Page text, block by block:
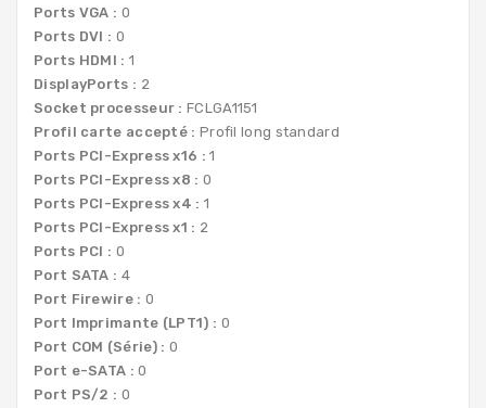
Ports VGA : 0
Ports DVI : 0
Ports HDMI : 1
DisplayPorts : 2
Socket processeur : FCLGA1151
Profil carte accepté : Profil long standard
Ports PCI-Express x16 : 1
Ports PCI-Express x8 : 0
Ports PCI-Express x4 : 1
Ports PCI-Express x1 : 2
Ports PCI : 0
Port SATA : 4
Port Firewire : 0
Port Imprimante (LPT1) : 0
Port COM (Série) : 0
Port e-SATA : 0
Port PS/2 : 0